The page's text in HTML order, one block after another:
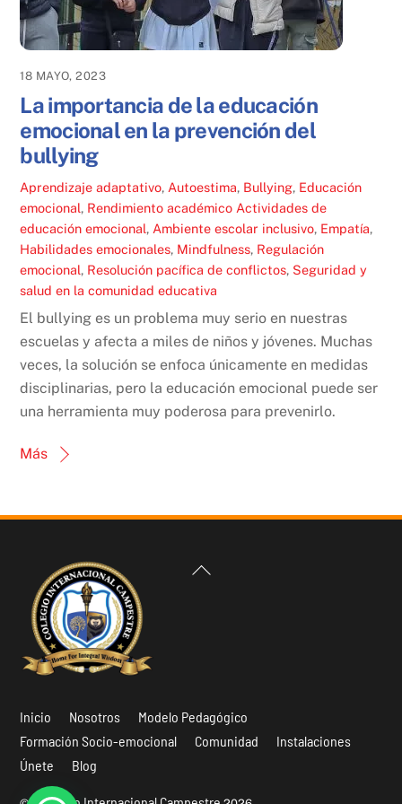
18 MAYO, 2023
La importancia de la educación
emocional en la prevención del
bullying
Aprendizaje adaptativo, Autoestima, Bullying, Educación
emocional, Rendimiento académico Actividades de
educación emocional, Ambiente escolar inclusivo, Empatía,
Habilidades emocionales, Mindfulness, Regulación
emocional, Resolución pacífica de conflictos, Seguridad y
salud en la comunidad educativa
El bullying es un problema muy serio en nuestras
escuelas y afecta a miles de niños y jóvenes. Muchas
veces, la solución se enfoca únicamente en medidas
disciplinarias, pero la educación emocional puede ser
una herramienta muy poderosa para prevenirlo.
Más
Back
Inicio Nosotros
Modelo Pedagógico
Formación Socio-emocional
Comunidad
Instalaciones
Únete
Blog